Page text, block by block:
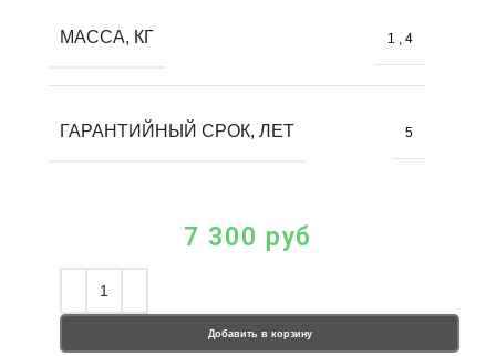
МАССА, КГ 1 , 4
ГАРАНТИЙНЫЙ СРОК, ЛЕТ 5
7 300 руб
Добавить в корзину